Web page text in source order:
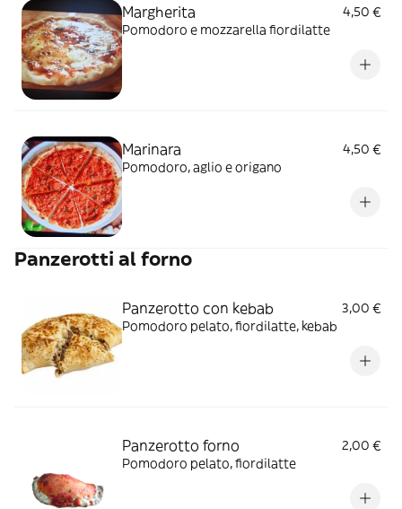
Margherita
4,50 €
Pomodoro e mozzarella fiordilatte
Marinara
4,50 €
Pomodoro, aglio e origano
Panzerotti al forno
Panzerotto con kebab
3,00 €
Pomodoro pelato, fiordilatte, kebab
Panzerotto forno
2,00 €
Pomodoro pelato, fiordilatte